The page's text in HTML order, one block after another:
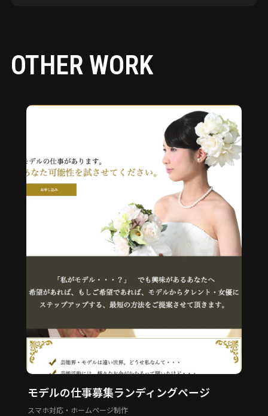
OTHER WORK
モデルの仕事募集ランディングページ
スマホ対応・ホームページ制作